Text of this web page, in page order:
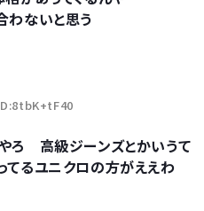
わないと思う
ろ 高級ジーンズとかいうて
てるユニクロの方がええわ